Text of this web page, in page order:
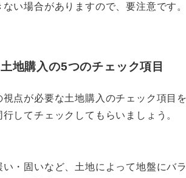
い場合がありますので、要注意です
地購入の5つのチェック項目
点が必要な土地購入のチェック項目
してチェックしてもらいましょう。
・固いなど、土地によって地盤にバ